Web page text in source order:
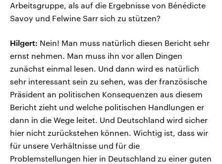
Arbeitsgruppe, als auf die Ergebnisse von Bénédicte
Savoy und Felwine Sarr sich zu stützen?
Hilgert: Nein! Man muss natürlich diesen Bericht sehr
ernst nehmen. Man muss ihn vor allen Dingen
zunächst einmal lesen. Und dann wird es natürlich
sehr interessant sein zu sehen, was der französische
Präsident an politischen Konsequenzen aus diesem
Bericht zieht und welche politischen Handlungen er
dann in die Wege leitet. Und Deutschland wird sicher
hier nicht zurückstehen können. Wichtig ist, dass wir
für unsere Verhältnisse und für die
Problemstellungen hier in Deutschland zu einer guten